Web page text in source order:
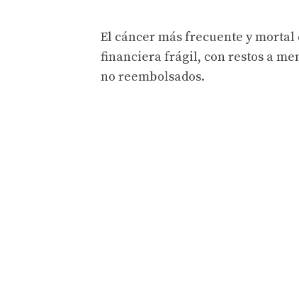
El cáncer más frecuente y
financiera frágil, con restos a
no reembolsados.